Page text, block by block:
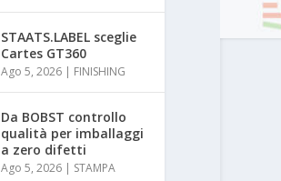
STAATS.LABEL sceglie
Cartes GT360
Ago 5, 2026 | FINISHING
Da BOBST controllo
qualità per imballaggi
a zero difetti
Ago 5, 2026 | STAMPA